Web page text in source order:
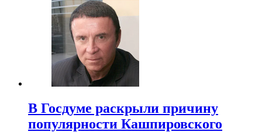
В Госдуме раскрыли причину
популярности Кашпировского